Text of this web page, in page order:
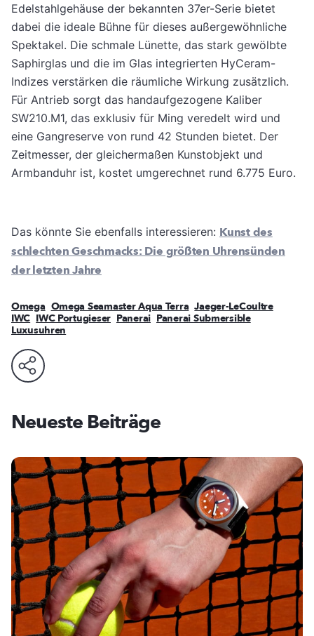
Edelstahlgehäuse der bekannten 37er-Serie bietet
dabei die ideale Bühne für dieses außergewöhnliche
Spektakel. Die schmale Lünette, das stark gewölbte
Saphirglas und die im Glas integrierten HyCeram-
Indizes verstärken die räumliche Wirkung zusätzlich.
Für Antrieb sorgt das handaufgezogene Kaliber
SW210.M1, das exklusiv für Ming veredelt wird und
eine Gangreserve von rund 42 Stunden bietet. Der
Zeitmesser, der gleichermaßen Kunstobjekt und
Armbanduhr ist, kostet umgerechnet rund 6.775 Euro.
Das könnte Sie ebenfalls interessieren: Kunst des
schlechten Geschmacks: Die größten Uhrensünden
der letzten Jahre
Omega Omega Seamaster Aqua Terra Jaeger-LeCoultre
IWC IWC Portugieser Panerai Panerai Submersible
Luxusuhren
Neueste Beiträge